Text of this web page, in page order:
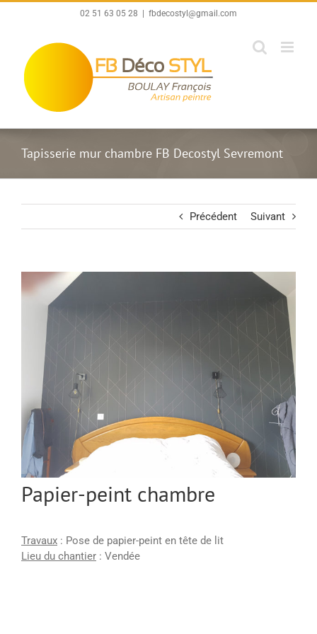
02 51 63 05 28 fbdecostyl@gmail.com
Tapisserie mur chambre FB Decostyl Sevremont
Précédent Suivant
View
Larger
Image
Papier-peint chambre
Travaux : Pose de papier-peint en tête de lit
Lieu du chantier : Vendée